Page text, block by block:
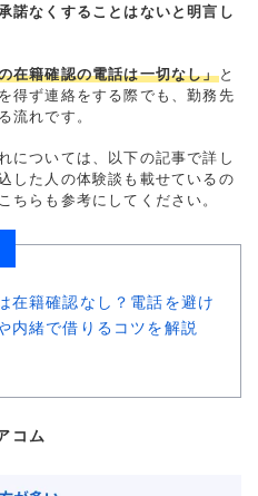
諾なくすることはないと明言し
在籍確認の電話は一切なし」と
得ず連絡をする際でも、勤務先
流れです。
については、以下の記事で詳し
した人の体験談も載せているの
ちらも参考にしてください。
在籍確認なし？電話を避け
内緒で借りるコツを解説
コム